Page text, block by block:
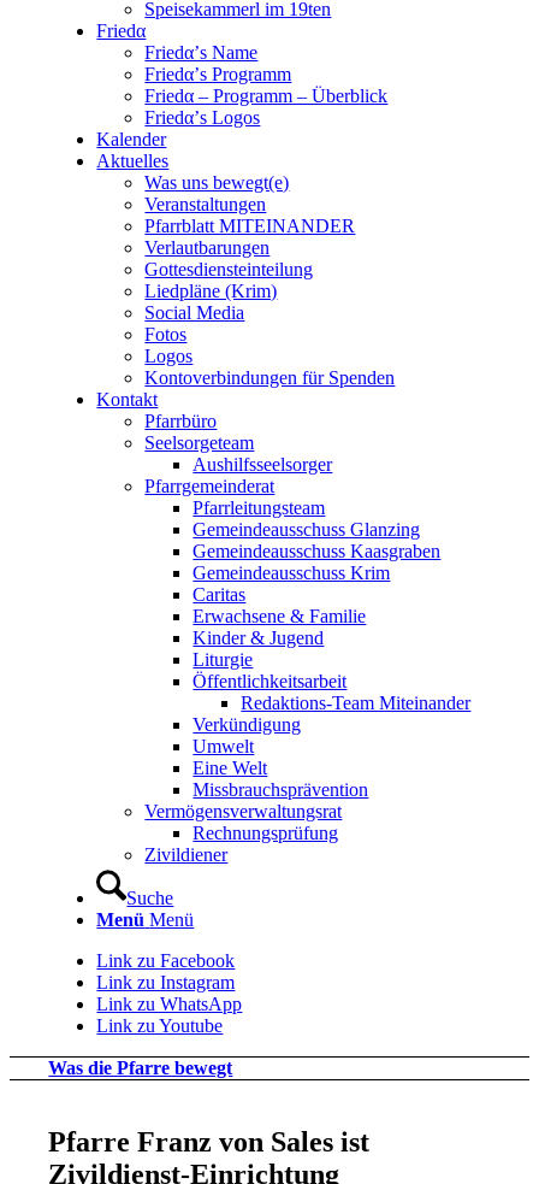
Speisekammerl im 19ten
Friedα
Friedα’s Name
Friedα’s Programm
Friedα – Programm – Überblick
Friedα’s Logos
Kalender
Aktuelles
Was uns bewegt(e)
Veranstaltungen
Pfarrblatt MITEINANDER
Verlautbarungen
Gottesdiensteinteilung
Liedpläne (Krim)
Social Media
Fotos
Logos
Kontoverbindungen für Spenden
Kontakt
Pfarrbüro
Seelsorgeteam
Aushilfsseelsorger
Pfarrgemeinderat
Pfarrleitungsteam
Gemeindeausschuss Glanzing
Gemeindeausschuss Kaasgraben
Gemeindeausschuss Krim
Caritas
Erwachsene & Familie
Kinder & Jugend
Liturgie
Öffentlichkeitsarbeit
Redaktions-Team Miteinander
Verkündigung
Umwelt
Eine Welt
Missbrauchsprävention
Vermögensverwaltungsrat
Rechnungsprüfung
Zivildiener
Suche
Menü Menü
Link zu Facebook
Link zu Instagram
Link zu WhatsApp
Link zu Youtube
Was die Pfarre bewegt
Pfarre Franz von Sales ist
Zivildienst-Einrichtung